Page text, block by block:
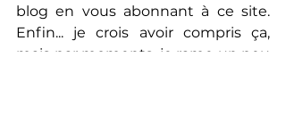
blog en vous abonnant à ce site.
Enfin... je crois avoir compris ça,
mais par moments, je rame un peu